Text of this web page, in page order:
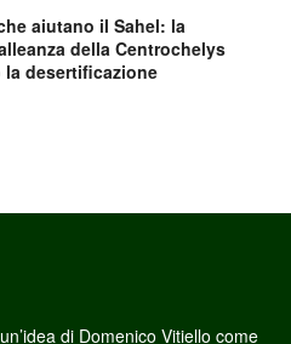
aiutano il Sahel: la
della Centrochelys
desertificazione
di Domenico Vitiello come